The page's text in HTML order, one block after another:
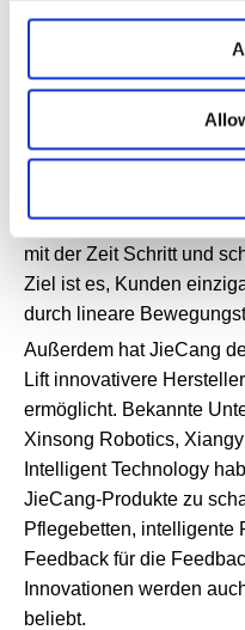
Kommunikation,
JieCang ist seit über 20
mit der Zeit Schritt und
Ziel ist es, Kunden
durch lineare
Außerdem hat JieCang
Lift innovativere
ermöglicht. Bekannte
Xinsong Robotics,
Intelligent Technology
JieCang-Produkte zu
Pflegebetten, intelligente
Feedback für die
Innovationen werden
beliebt.